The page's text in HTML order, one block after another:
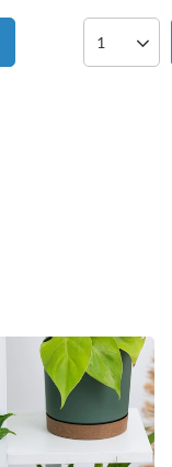
Ilość